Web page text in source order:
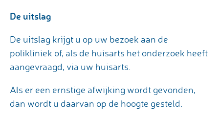
De uitslag
De uitslag krijgt u op uw bezoek aan de
polikliniek of, als de huisarts het onderzoek heeft
aangevraagd, via uw huisarts.
Als er een ernstige afwijking wordt gevonden,
dan wordt u daarvan op de hoogte gesteld.